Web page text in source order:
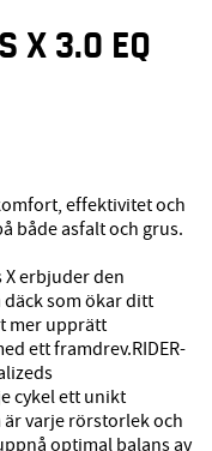
X 3.0 EQ
effektivitet och
både asfalt och grus.
X erbjuder den
som ökar ditt
mer upprätt
ett framdrev.RIDER-
cykel ett unikt
varje rörstorlek och
optimal balans av